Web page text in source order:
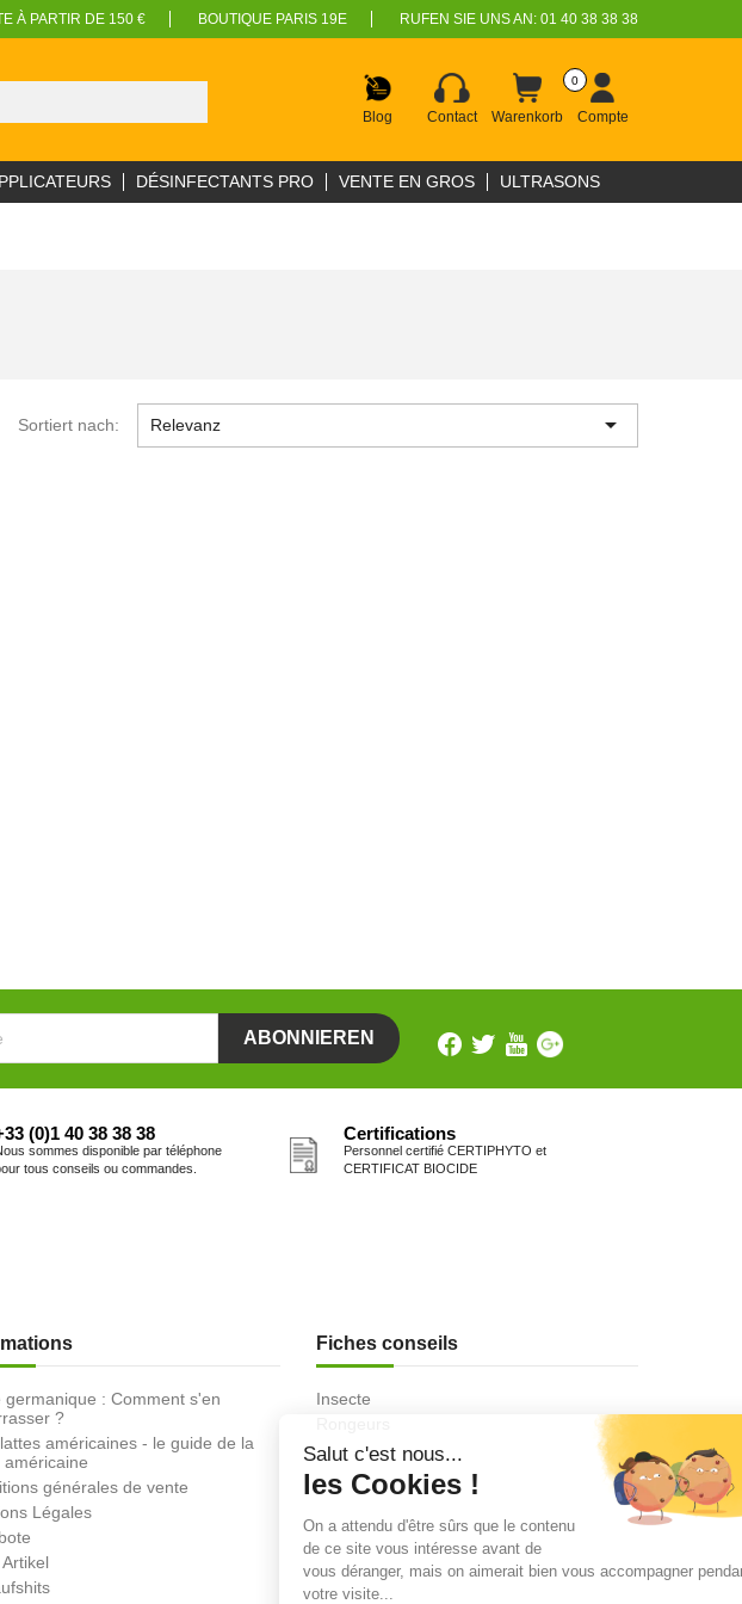
À PARTIR DE 150 € BOUTIQUE PARIS 19E RUFEN SIE UNS AN: 01 40 38 38 38
Blog Contact Warenkorb
0
Compte
DÉSINFECTANTS PRO VENTE EN GROS ULTRASONS
Sortiert nach: Relevanz 
(0)1 40 38 38 38
sommes disponible par téléphone
tous conseils ou commandes.
Certifications
Personnel certifié CERTIPHYTO et
CERTIFICAT BIOCIDE
germanique : Comment s'en
?
américaines - le guide de la
américaine
générales de vente
Légales
Fiches conseils
Insecte